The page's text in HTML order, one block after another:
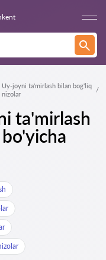
Uy-joyni ta'mirlash bilan bog'liq
nizolar
ta'mirlash